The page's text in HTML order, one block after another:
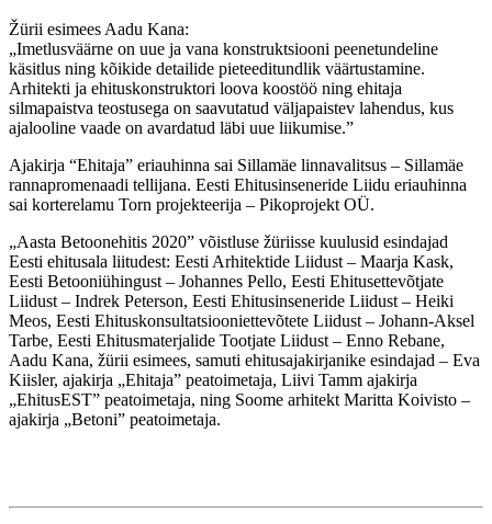
Žürii esimees Aadu Kana:
„Imetlusväärne on uue ja vana konstruktsiooni peenetundeline
käsitlus ning kõikide detailide pieteeditundlik väärtustamine.
Arhitekti ja ehituskonstruktori loova koostöö ning ehitaja
silmapaistva teostusega on saavutatud väljapaistev lahendus, kus
ajalooline vaade on avardatud läbi uue liikumise.”
Ajakirja “Ehitaja” eriauhinna sai Sillamäe linnavalitsus – Sillamäe
rannapromenaadi tellijana. Eesti Ehitusinseneride Liidu eriauhinna
sai korterelamu Torn projekteerija – Pikoprojekt OÜ.
„Aasta Betoonehitis 2020” võistluse žüriisse kuulusid esindajad
Eesti ehitusala liitudest: Eesti Arhitektide Liidust – Maarja Kask,
Eesti Betooniühingust – Johannes Pello, Eesti Ehitusettevõtjate
Liidust – Indrek Peterson, Eesti Ehitusinseneride Liidust – Heiki
Meos, Eesti Ehituskonsultatsiooniettevõtete Liidust – Johann-Aksel
Tarbe, Eesti Ehitusmaterjalide Tootjate Liidust – Enno Rebane,
Aadu Kana, žürii esimees, samuti ehitusajakirjanike esindajad – Eva
Kiisler, ajakirja „Ehitaja” peatoimetaja, Liivi Tamm ajakirja
„EhitusEST” peatoimetaja, ning Soome arhitekt Maritta Koivisto –
ajakirja „Betoni” peatoimetaja.